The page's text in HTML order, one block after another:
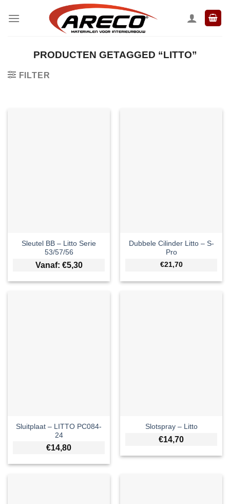
naar
PRODUCTEN GETAGGED “LITTO”
FILTER
Sleutel BB – Litto Serie
53/57/56
Vanaf: €5,30
Dubbele Cilinder Litto – S-
Pro
€21,70
Sluitplaat – LITTO PC084-
24
€14,80
Slotspray – Litto
€14,70